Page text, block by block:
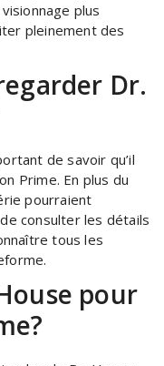
plus
pleinement des
Dr.
de savoir qu’il
Prime. En plus du
pourraient
consulter les détails
tous les
pour